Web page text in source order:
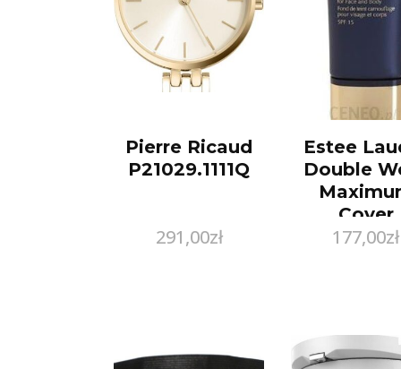
Pierre Ricaud
P21029.1111Q
291,00zł
Estee
Double
Cover
177,00zł